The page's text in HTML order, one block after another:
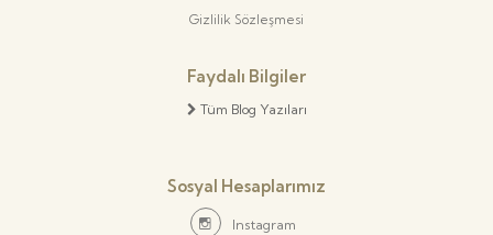
Gizlilik Sözleşmesi
Faydalı Bilgiler
Tüm Blog Yazıları
Sosyal Hesaplarımız
Instagram